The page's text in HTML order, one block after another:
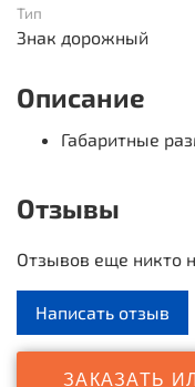
Тип
Знак дорожный
Описание
Габаритные
Отзывы
Отзывов еще никто
Написать отзыв
ЗАКАЗАТЬ